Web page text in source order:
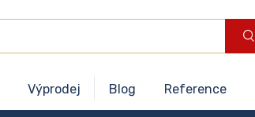
Výprodej Blog Reference